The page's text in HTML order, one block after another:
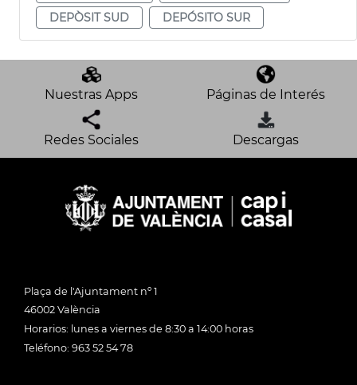
DEPÒSIT SUD
DEPÓSITO SUR
Nuestras Apps Páginas de Interés
Redes Sociales Descargas
Plaça de l'Ajuntament nº 1
46002 València
Horarios: lunes a viernes de 8:30 a 14:00 horas
Teléfono: 963 52 54 78